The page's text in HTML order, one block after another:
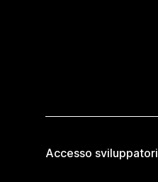
Accesso sviluppatori